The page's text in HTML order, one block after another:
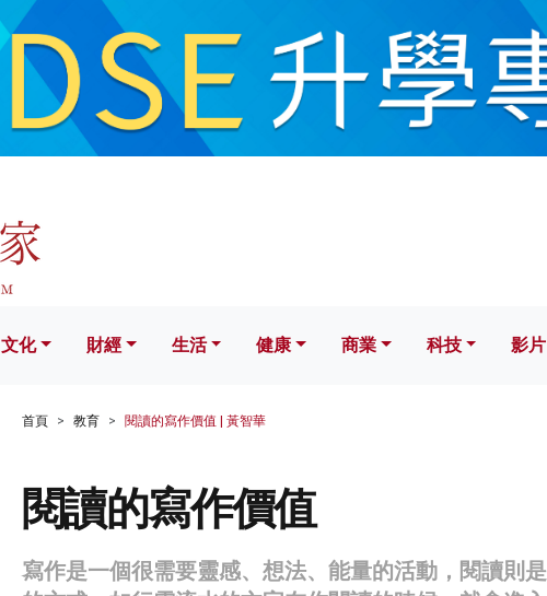
財經 生活 健康 科技
文化 財經 生活 健康 商業 科技 影片
首頁 教育 閱讀的寫作價值 | 黃智華
閱讀的寫作價值
寫作是一個很需要靈感、想法、能量的活動，閱讀則